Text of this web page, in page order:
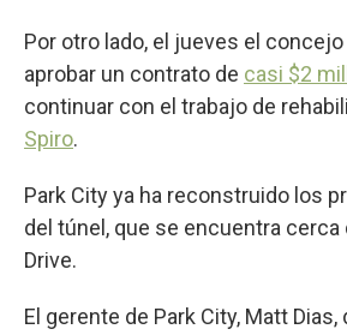
Por otro lado, el jueves el
aprobar un contrato de casi $2
continuar con el trabajo de
Spiro.
Park City ya ha reconstruido los
del túnel, que se encuentra cerca
Drive.
El gerente de Park City, Matt